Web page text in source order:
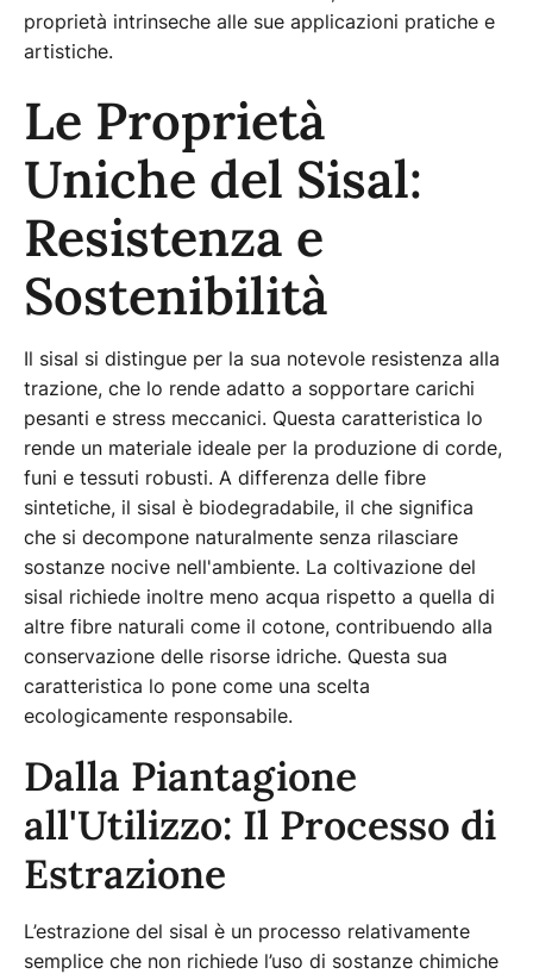
proprietà intrinseche alle sue applicazioni pratiche e
artistiche.
Le Proprietà
Uniche del Sisal:
Resistenza e
Sostenibilità
Il sisal si distingue per la sua notevole resistenza alla
trazione, che lo rende adatto a sopportare carichi
pesanti e stress meccanici. Questa caratteristica lo
rende un materiale ideale per la produzione di corde,
funi e tessuti robusti. A differenza delle fibre
sintetiche, il sisal è biodegradabile, il che significa
che si decompone naturalmente senza rilasciare
sostanze nocive nell'ambiente. La coltivazione del
sisal richiede inoltre meno acqua rispetto a quella di
altre fibre naturali come il cotone, contribuendo alla
conservazione delle risorse idriche. Questa sua
caratteristica lo pone come una scelta
ecologicamente responsabile.
Dalla Piantagione
all'Utilizzo: Il Processo di
Estrazione
L’estrazione del sisal è un processo relativamente
semplice che non richiede l’uso di sostanze chimiche